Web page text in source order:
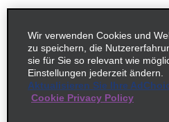
Wir verwenden Cookies und
zu speichern, die
sie für Sie so relevant wie
Einstellungen jederzeit ändern.
Aktualisieren Sie Ihre
Cookie Privacy Policy